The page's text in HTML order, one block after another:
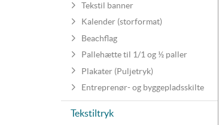
Tekstil banner
Kalender (storformat)
Beachflag
Pallehætte til 1/1 og ½ paller
Plakater (Puljetryk)
Entreprenør- og byggepladsskilte
Tekstiltryk